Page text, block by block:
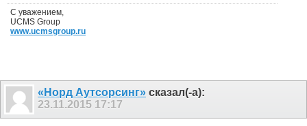
С уважением,
UCMS Group
www.ucmsgroup.ru
«Норд Аутсорсинг» сказал(-а):
23.11.2015 17:17